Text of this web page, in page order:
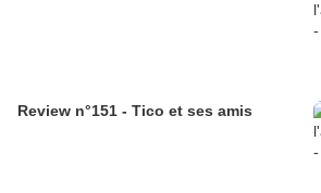
Review n°151 - Tico et ses amis